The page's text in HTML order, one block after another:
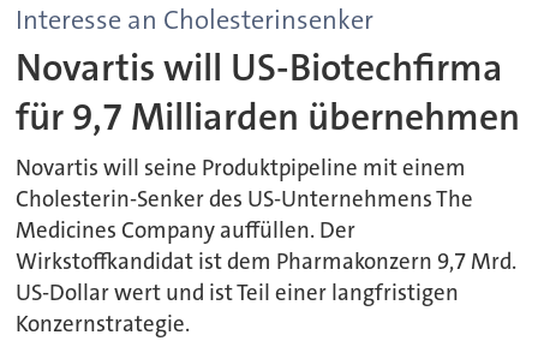
Interesse an Cholesterinsenker
Novartis will US-Biotechfirma
für 9,7 Milliarden übernehmen
Novartis will seine Produktpipeline mit einem
Cholesterin-Senker des US-Unternehmens The
Medicines Company auffüllen. Der
Wirkstoffkandidat ist dem Pharmakonzern 9,7 Mrd.
US-Dollar wert und ist Teil einer langfristigen
Konzernstrategie.